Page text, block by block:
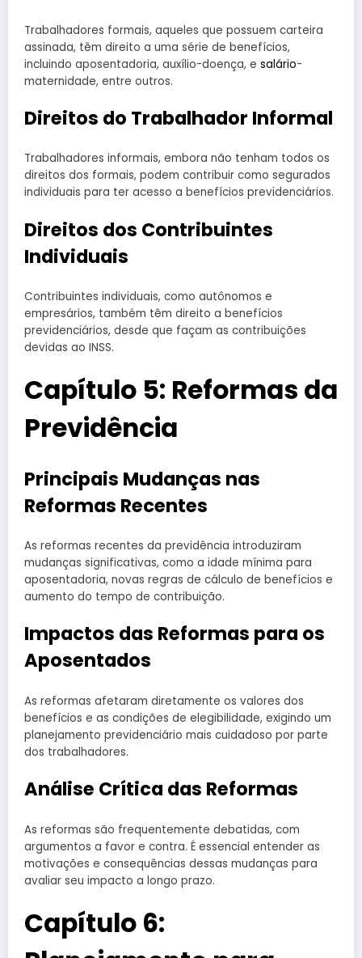
Trabalhadores formais, aqueles que possuem carteira
assinada, têm direito a uma série de benefícios,
incluindo aposentadoria, auxílio-doença, e salário-
maternidade, entre outros.
Direitos do Trabalhador Informal
Trabalhadores informais, embora não tenham todos os
direitos dos formais, podem contribuir como segurados
individuais para ter acesso a benefícios previdenciários.
Direitos dos Contribuintes
Individuais
Contribuintes individuais, como autônomos e
empresários, também têm direito a benefícios
previdenciários, desde que façam as contribuições
devidas ao INSS.
Capítulo 5: Reformas da
Previdência
Principais Mudanças nas
Reformas Recentes
As reformas recentes da previdência introduziram
mudanças significativas, como a idade mínima para
aposentadoria, novas regras de cálculo de benefícios e
aumento do tempo de contribuição.
Impactos das Reformas para os
Aposentados
As reformas afetaram diretamente os valores dos
benefícios e as condições de elegibilidade, exigindo um
planejamento previdenciário mais cuidadoso por parte
dos trabalhadores.
Análise Crítica das Reformas
As reformas são frequentemente debatidas, com
argumentos a favor e contra. É essencial entender as
motivações e consequências dessas mudanças para
avaliar seu impacto a longo prazo.
Capítulo 6: